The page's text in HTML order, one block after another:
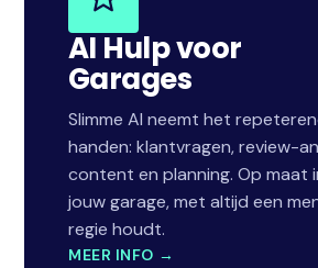
AI Hulp voor
Garages
Slimme AI neemt het
handen: klantvragen, review-
content en planning. Op maat
jouw garage, met altijd een
regie houdt.
MEER INFO →